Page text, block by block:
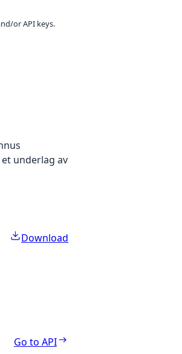
or API keys.
underlag av
Download
Go to API